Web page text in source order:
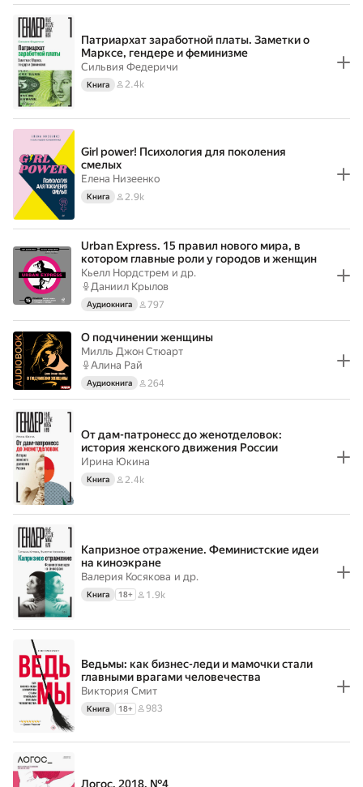
Патриархат заработной платы. Заметки о
Марксе, гендере и феминизме
Сильвия Федеричи
Книга 2.4k
Girl power! Психология для поколения
смелых
Елена Низеенко
Книга 2.9k
Urban Express. 15 правил нового мира, в
котором главные роли у городов и женщин
Кьелл Нордстрем и др.
Даниил Крылов
Аудиокнига 797
О подчинении женщины
Милль Джон Стюарт
Алина Рай
Аудиокнига 264
От дам-патронесс до женотделовок:
история женского движения России
Ирина Юкина
Книга 2.4k
Капризное отражение. Феминистские идеи
на киноэкране
Валерия Косякова и др.
Книга 18+ 1.9k
Ведьмы: как бизнес-леди и мамочки стали
главными врагами человечества
Виктория Смит
Книга 18+ 983
Логос. 2018. №4